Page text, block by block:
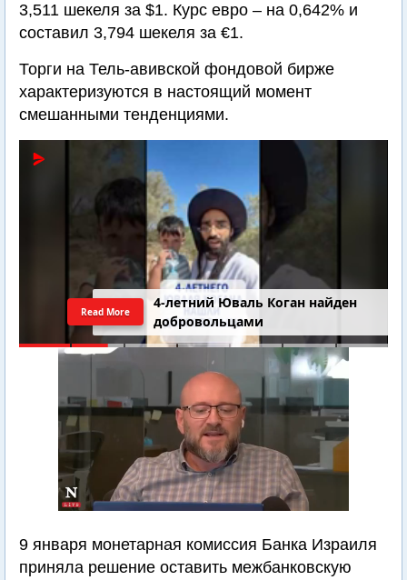
3,511 шекеля за $1. Курс евро – на 0,642% и
составил 3,794 шекеля за €1.
Торги на Тель-авивской фондовой бирже
характеризуются в настоящий момент
смешанными тенденциями.
4-летний Юваль Коган найден
добровольцами
Read More
9 января монетарная комиссия Банка Израиля
приняла решение оставить межбанковскую